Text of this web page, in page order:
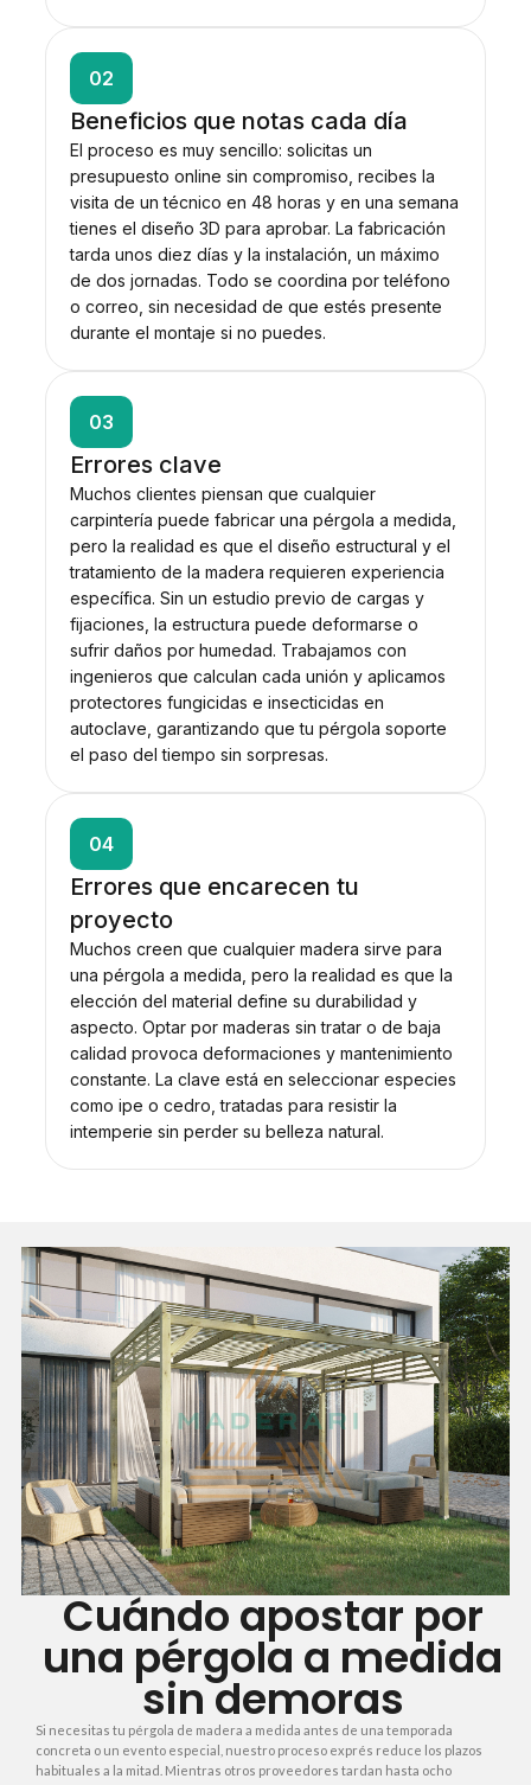
02
Beneficios que notas cada día
El proceso es muy sencillo: solicitas un
presupuesto online sin compromiso, recibes la
visita de un técnico en 48 horas y en una semana
tienes el diseño 3D para aprobar. La fabricación
tarda unos diez días y la instalación, un máximo
de dos jornadas. Todo se coordina por teléfono
o correo, sin necesidad de que estés presente
durante el montaje si no puedes.
03
Errores clave
Muchos clientes piensan que cualquier
carpintería puede fabricar una pérgola a medida,
pero la realidad es que el diseño estructural y el
tratamiento de la madera requieren experiencia
específica. Sin un estudio previo de cargas y
fijaciones, la estructura puede deformarse o
sufrir daños por humedad. Trabajamos con
ingenieros que calculan cada unión y aplicamos
protectores fungicidas e insecticidas en
autoclave, garantizando que tu pérgola soporte
el paso del tiempo sin sorpresas.
04
Errores que encarecen tu
proyecto
Muchos creen que cualquier madera sirve para
una pérgola a medida, pero la realidad es que la
elección del material define su durabilidad y
aspecto. Optar por maderas sin tratar o de baja
calidad provoca deformaciones y mantenimiento
constante. La clave está en seleccionar especies
como ipe o cedro, tratadas para resistir la
intemperie sin perder su belleza natural.
Cuándo apostar por
una pérgola a medida
sin demoras
Si necesitas tu pérgola de madera a medida antes de una temporada
concreta o un evento especial, nuestro proceso exprés reduce los plazos
habituales a la mitad. Mientras otros proveedores tardan hasta ocho